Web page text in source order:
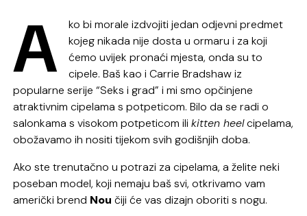
A
ko bi morale izdvojiti jedan odjevni predmet
kojeg nikada nije dosta u ormaru i za koji
ćemo uvijek pronaći mjesta, onda su to
cipele. Baš kao i Carrie Bradshaw iz
popularne serije “Seks i grad” i mi smo opčinjene
atraktivnim cipelama s potpeticom. Bilo da se radi o
salonkama s visokom potpeticom ilikitten heelcipelama,
obožavamo ih nositi tijekom svih godišnjih doba.
Ako ste trenutačno u potrazi za cipelama, a želite neki
poseban model, koji nemaju baš svi, otkrivamo vam
američki brend Nou čiji će vas dizajn oboriti s nogu.